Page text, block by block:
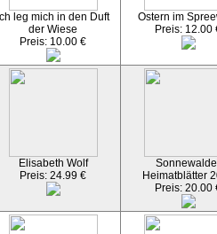
Ich leg mich in den Duft
der Wiese
Preis: 10.00 €
Ostern im
Preis: 12.00
Elisabeth Wolf
Preis: 24.99 €
Heimatblätter
Preis: 20.00